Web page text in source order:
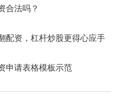
合法吗？
配资，杠杆炒股更得心应手
申请表格模板示范